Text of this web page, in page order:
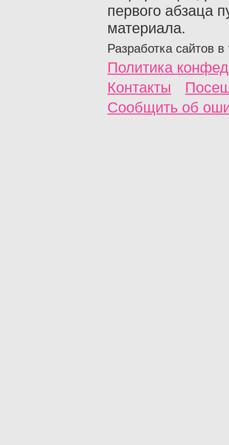
первого абзаца
материала.
Разработка сайтов в
Политика
Контакты
Сообщить об